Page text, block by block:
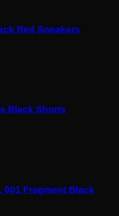
Red Sneakers
Black Shorts
001 Fragment Black